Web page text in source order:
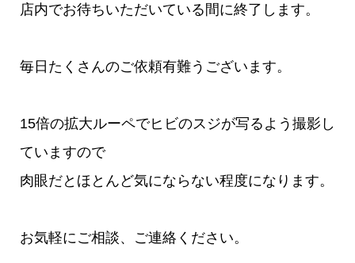
店内でお待ちいただいている間に終了します。
毎日たくさんのご依頼有難うございます。
15倍の拡大ルーペでヒビのスジが写るよう撮影し
ていますので
肉眼だとほとんど気にならない程度になります。
お気軽にご相談、ご連絡ください。